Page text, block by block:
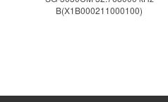
B(X1B000211000100)